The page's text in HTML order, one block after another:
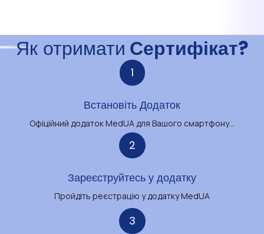
Як отримати Сертифікат?
1
Встановіть Додаток
Офіційний додаток MedUA для Вашого смартфону...
2
Зареєструйтесь у додатку
Пройдіть реєстрацію у додатку MedUA
3